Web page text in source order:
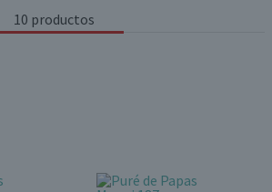
10 productos